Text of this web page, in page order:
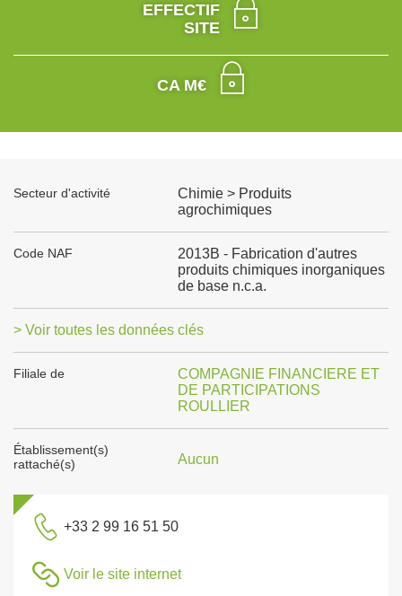
EFFECTIF
SITE
CA M€
Secteur d'activité
Chimie > Produits
agrochimiques
Code NAF
2013B - Fabrication d'autres
produits chimiques inorganiques
de base n.c.a.
> Voir toutes les données clés
Filiale de
COMPAGNIE FINANCIERE ET
DE PARTICIPATIONS
ROULLIER
Établissement(s)
rattaché(s)
Aucun
+33 2 99 16 51 50
Voir le site internet